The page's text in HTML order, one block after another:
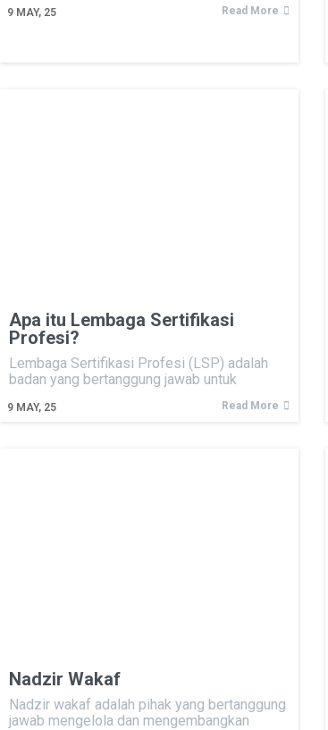
9 MAY, 25 Read More
Apa itu Lembaga Sertifikasi
Profesi?
9 MAY, 25
Lembaga Sertifikasi Profesi (LSP) adalah
badan yang bertanggung jawab untuk
Read More
Nadzir Wakaf
Nadzir wakaf adalah pihak yang bertanggung
jawab mengelola dan mengembangkan